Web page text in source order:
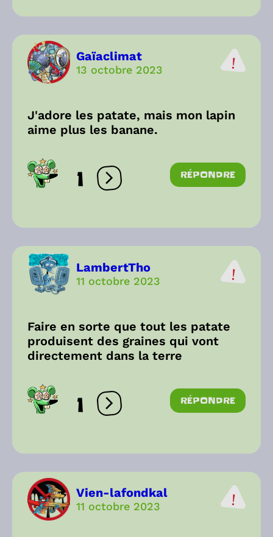
Gaïaclimat
13 octobre 2023
J'adore les patate, mais mon lapin
aime plus les banane.
1 Ouvrir les réactions
RÉPONDRE
LambertTho
11 octobre 2023
Faire en sorte que tout les patate
produisent des graines qui vont
directement dans la terre
1 Ouvrir les réactions
RÉPONDRE
Vien-lafondkal
11 octobre 2023